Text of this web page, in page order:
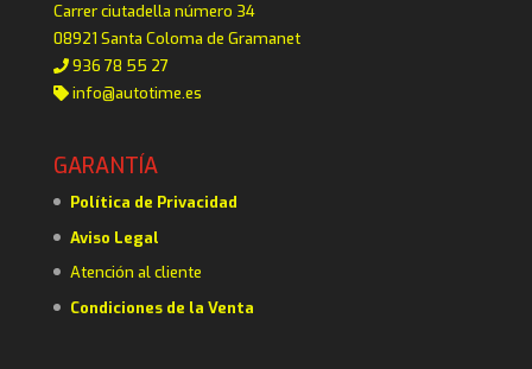
Carrer ciutadella número 34
08921 Santa Coloma de Gramanet
936 78 55 27
info@autotime.es
GARANTÍA
Política de Privacidad
Aviso Legal
Atención al cliente
Condiciones de la Venta